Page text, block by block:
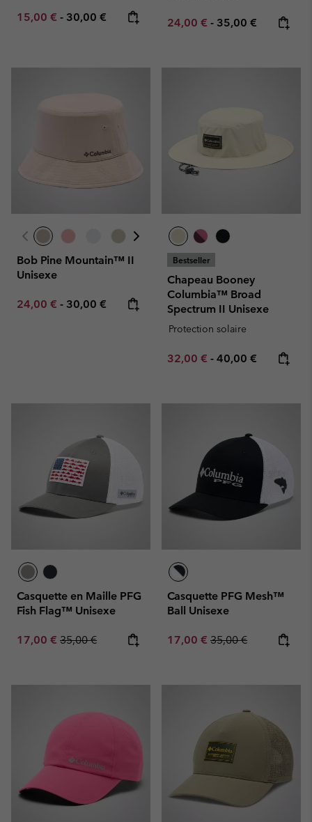
Minimum sale price:
15,00 € - Maximum price:
30,00 € Minimum sale price:
24,00 € - Maximum price:
35,00 €
Bob Pine Mountain™ II
Unisexe
Minimum sale price:
24,00 € - Maximum price:
30,00 €
Bestseller
Chapeau Booney
Columbia™ Broad
Spectrum II Unisexe
Protection solaire
Minimum sale price:
32,00 € - Maximum price:
40,00 €
Casquette en Maille PFG
Fish Flag™ Unisexe
Sale price:
17,00 € Regular price:
35,00 €
Casquette PFG Mesh™
Ball Unisexe
Sale price:
17,00 € Regular price:
35,00 €